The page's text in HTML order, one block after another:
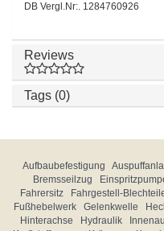
DB Vergl.Nr:. 1284760926
Reviews
Tags (0)
Aufbaubefestigung
Bremsseilzug
Fahrersitz
Fahrgestell-
Fußhebelwerk
Gelenkwelle
Hinterachse
Hydraulik